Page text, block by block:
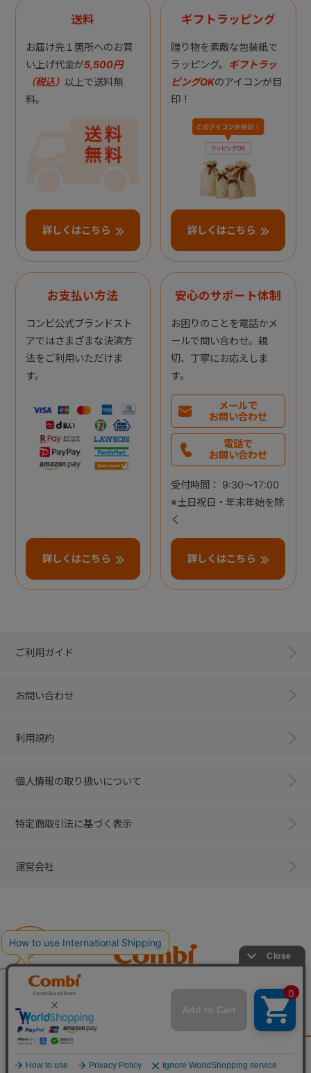
送料
お届け先１箇所へのお買
い上げ代金が5,500円
（税込） 以上で送料無
料。
詳しくはこちら
ギフトラッピング
贈り物を素敵な包装紙で
ラッピング。 ギフトラッ
ピングOKのアイコンが目
印！
詳しくはこちら
お支払い方法
コンビ公式ブランドスト
アではさまざまな決済方
法をご利用いただけま
す。
詳しくはこちら
安心のサポート体制
お困りのことを電話かメ
ールで問い合わせ。親
切、丁寧にお応えしま
す。
メールで
お問い合わせ
電話で
お問い合わせ
受付時間： 9:30～17:00
※土日祝日・年末年始を除
く
詳しくはこちら
ご利用ガイド
お問い合わせ
利用規約
個人情報の取り扱いについて
特定商取引法に基づく表示
運営会社
子育てに、イノベーションを。
ベビー用品のコンビ株式会社
All Right Reserved. Copyright © Combi Corporation.